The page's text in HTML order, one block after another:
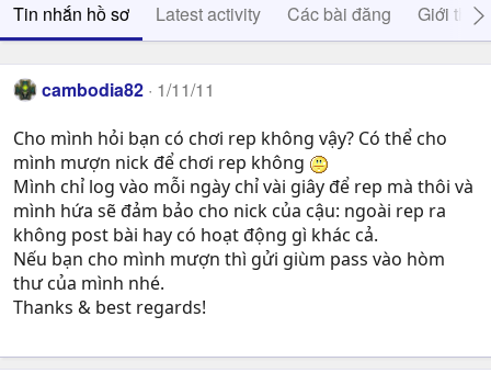
Tin nhắn hồ sơ Latest activity Các bài đăng Giới thiệu
cambodia82 1/11/11
Cho mình hỏi bạn có chơi rep không vậy? Có thể cho
mình mượn nick để chơi rep không
Mình chỉ log vào mỗi ngày chỉ vài giây để rep mà thôi và
mình hứa sẽ đảm bảo cho nick của cậu: ngoài rep ra
không post bài hay có hoạt động gì khác cả.
Nếu bạn cho mình mượn thì gửi giùm pass vào hòm
thư của mình nhé.
Thanks & best regards!